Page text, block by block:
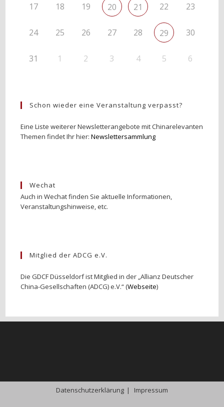
17 18 19 20 21 22 23
24 25 26 27 28 29 30
31 1 2 3 4 5 6
Schon wieder eine Veranstaltung verpasst?
Eine Liste weiterer Newsletterangebote mit Chinarelevanten
Themen findet Ihr hier:Newslettersammlung
Wechat
Auch in Wechat finden Sie aktuelle Informationen,
Veranstaltungshinweise, etc.
Mitglied der ADCG e.V.
Die GDCF Düsseldorf ist Mitglied in der „Allianz Deutscher
China-Gesellschaften (ADCG) e.V.“ (Webseite)
Datenschutzerklärung Impressum